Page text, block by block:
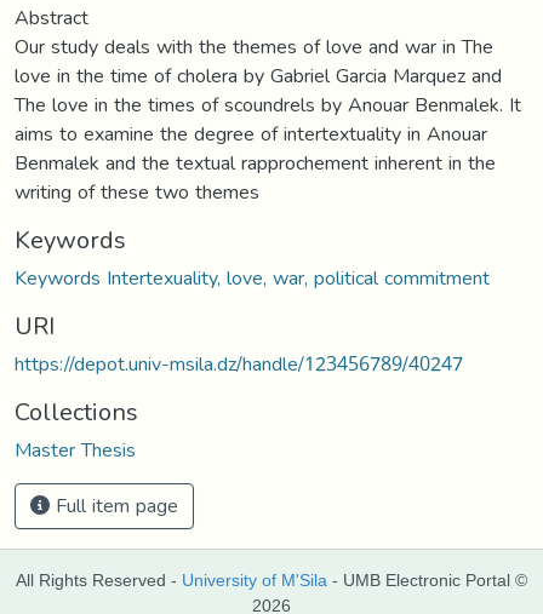
Abstract
Our study deals with the themes of love and war in The
love in the time of cholera by Gabriel Garcia Marquez and
The love in the times of scoundrels by Anouar Benmalek. It
aims to examine the degree of intertextuality in Anouar
Benmalek and the textual rapprochement inherent in the
writing of these two themes
Keywords
Keywords Intertexuality, love, war, political commitment
URI
https://depot.univ-msila.dz/handle/123456789/40247
Collections
Master Thesis
Full item page
All Rights Reserved - University of M'Sila - UMB Electronic Portal ©
2026